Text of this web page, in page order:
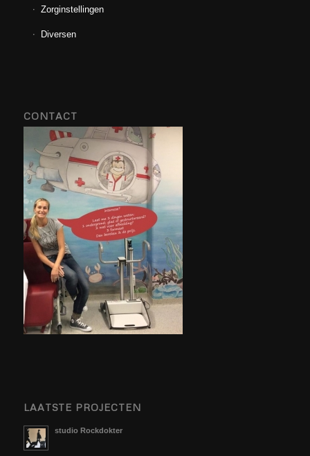
Zorginstellingen
Diversen
CONTACT
LAATSTE PROJECTEN
studio Rockdokter